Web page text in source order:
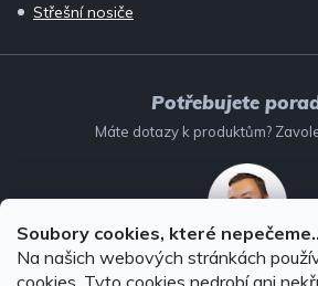
Soubory cookies, které
Na našich webových stránkách
cookies. Tyto cookies nedrobí ani
Střešní nosiče
Potřebujete
Máte dotazy k produktům?
732 147 896